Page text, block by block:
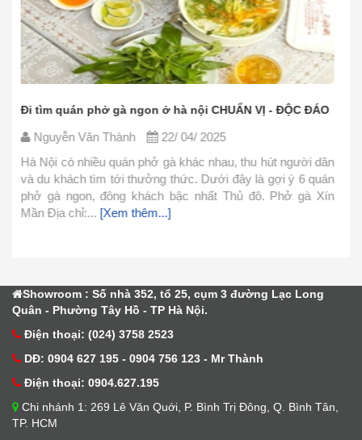
Các nguyên liệu nấu phở bò đơn giản, dễ tìm - CỰC
CHUẨN
Nguyễn Văn Thành
22/ 04/ 2025
Phở là món ăn thơm ngon nhưng lại khá đơn giản trong
cách chế biến. Hôm nay mình xin chia sẻ cách nấu phở
đơn giản này và cùng vào bếp làm ngay với mình nhé.
Showroom : Số nhà 352, tổ 25, cụm 3 đường Lạc Long
Quân - Phường Tây Hồ - TP Hà Nội.
Điện thoại: (024) 3758 2523
DĐ: 0904 627 195 - 0904 756 123 - Mr Thành
Điện thoại: 0904.627.195
Chi nhánh 1: 269 Lê Văn Quới, P. Bình Trị Đông, Q. Bình Tân,
TP. HCM